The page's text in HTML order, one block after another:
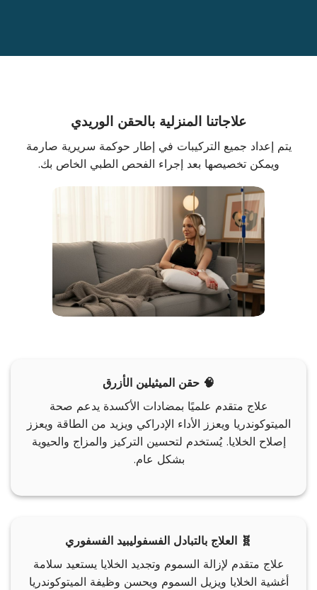
علاجاتنا المنزلية بالحقن الوريدي
يتم إعداد جميع التركيبات في إطار حوكمة سريرية صارمة
ويمكن تخصيصها بعد إجراء الفحص الطبي الخاص بك.
🧠 حقن الميثيلين الأزرق
علاج متقدم علميًا بمضادات الأكسدة يدعم صحة
الميتوكوندريا ويعزز الأداء الإدراكي ويزيد من الطاقة ويعزز
إصلاح الخلايا. يُستخدم لتحسين التركيز والمزاج والحيوية
بشكل عام.
🧬 العلاج بالتبادل الفسفوليبيد الفسفوري
علاج متقدم لإزالة السموم وتجديد الخلايا يستعيد سلامة
أغشية الخلايا ويزيل السموم ويحسن وظيفة الميتوكوندريا